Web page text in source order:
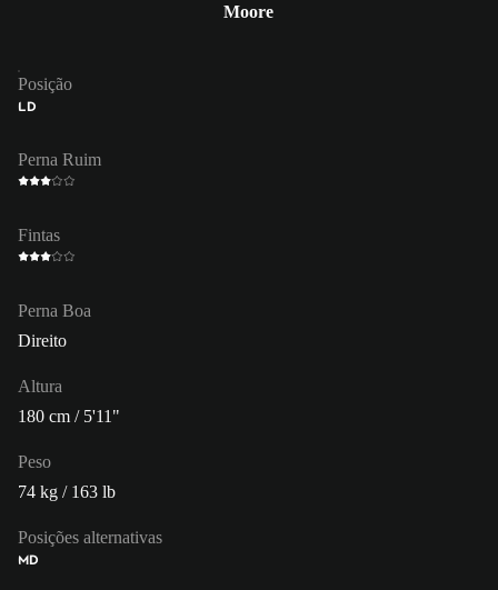
Moore
Posição
LD
Perna Ruim
Fintas
Perna Boa
Direito
Altura
180 cm / 5'11"
Peso
74 kg / 163 lb
Posições alternativas
MD